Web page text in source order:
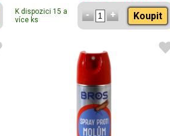
K dispozici 15 a
více ks
Koupit